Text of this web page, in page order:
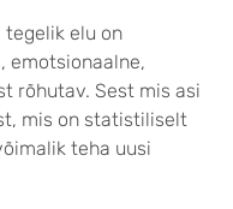
tegelik elu on
emotsionaalne,
rõhutav. Sest mis asi
mis on statistiliselt
teha uusi